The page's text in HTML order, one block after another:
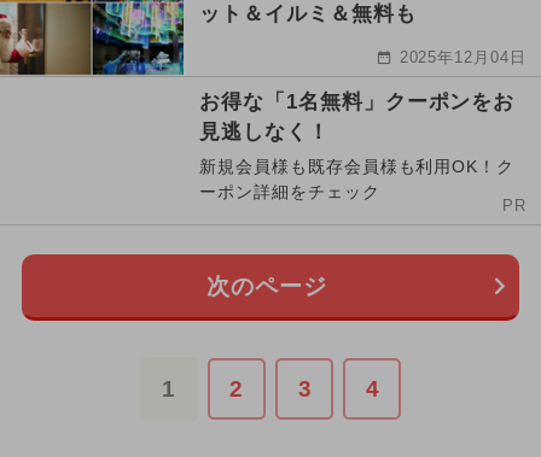
ット＆イルミ＆無料も
2025年12月04日
お得な「1名無料」クーポンをお
見逃しなく！
新規会員様も既存会員様も利用OK！ク
ーポン詳細をチェック
PR
次のページ
1 2 3 4